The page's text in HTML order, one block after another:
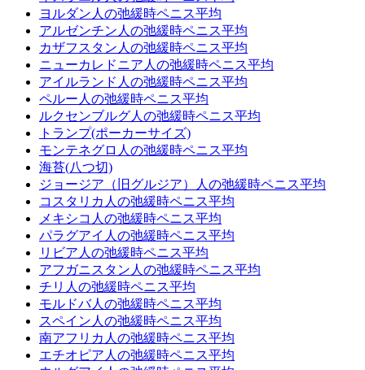
ヨルダン人の弛緩時ペニス平均
アルゼンチン人の弛緩時ペニス平均
カザフスタン人の弛緩時ペニス平均
ニューカレドニア人の弛緩時ペニス平均
アイルランド人の弛緩時ペニス平均
ペルー人の弛緩時ペニス平均
ルクセンブルグ人の弛緩時ペニス平均
トランプ(ポーカーサイズ)
モンテネグロ人の弛緩時ペニス平均
海苔(八つ切)
ジョージア（旧グルジア）人の弛緩時ペニス平均
コスタリカ人の弛緩時ペニス平均
メキシコ人の弛緩時ペニス平均
パラグアイ人の弛緩時ペニス平均
リビア人の弛緩時ペニス平均
アフガニスタン人の弛緩時ペニス平均
チリ人の弛緩時ペニス平均
モルドバ人の弛緩時ペニス平均
スペイン人の弛緩時ペニス平均
南アフリカ人の弛緩時ペニス平均
エチオピア人の弛緩時ペニス平均